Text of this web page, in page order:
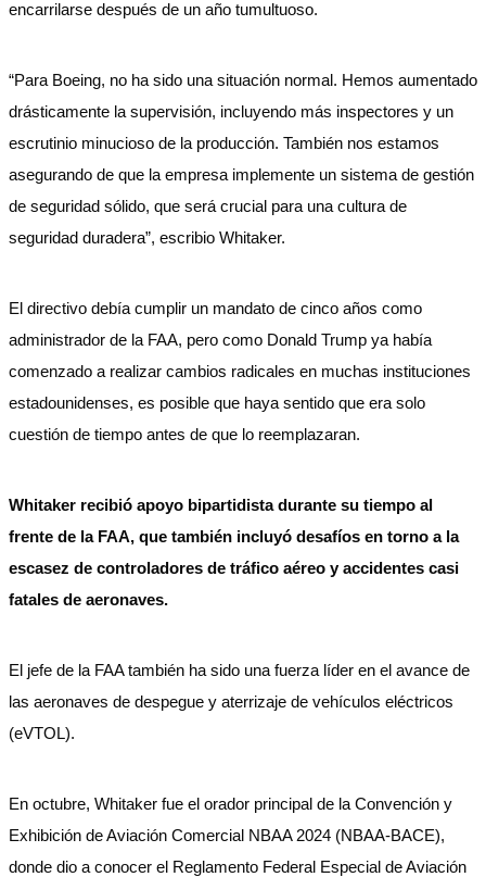
encarrilarse después de un año tumultuoso.
“Para Boeing, no ha sido una situación normal. Hemos aumentado
drásticamente la supervisión, incluyendo más inspectores y un
escrutinio minucioso de la producción. También nos estamos
asegurando de que la empresa implemente un sistema de gestión
de seguridad sólido, que será crucial para una cultura de
seguridad duradera”, escribio Whitaker.
El directivo debía cumplir un mandato de cinco años como
administrador de la FAA, pero como Donald Trump ya había
comenzado a realizar cambios radicales en muchas instituciones
estadounidenses, es posible que haya sentido que era solo
cuestión de tiempo antes de que lo reemplazaran.
Whitaker recibió apoyo bipartidista durante su tiempo al
frente de la FAA, que también incluyó desafíos en torno a la
escasez de controladores de tráfico aéreo y accidentes casi
fatales de aeronaves.
El jefe de la FAA también ha sido una fuerza líder en el avance de
las aeronaves de despegue y aterrizaje de vehículos eléctricos
(eVTOL).
En octubre, Whitaker fue el orador principal de la Convención y
Exhibición de Aviación Comercial NBAA 2024 (NBAA-BACE),
donde dio a conocer el Reglamento Federal Especial de Aviación